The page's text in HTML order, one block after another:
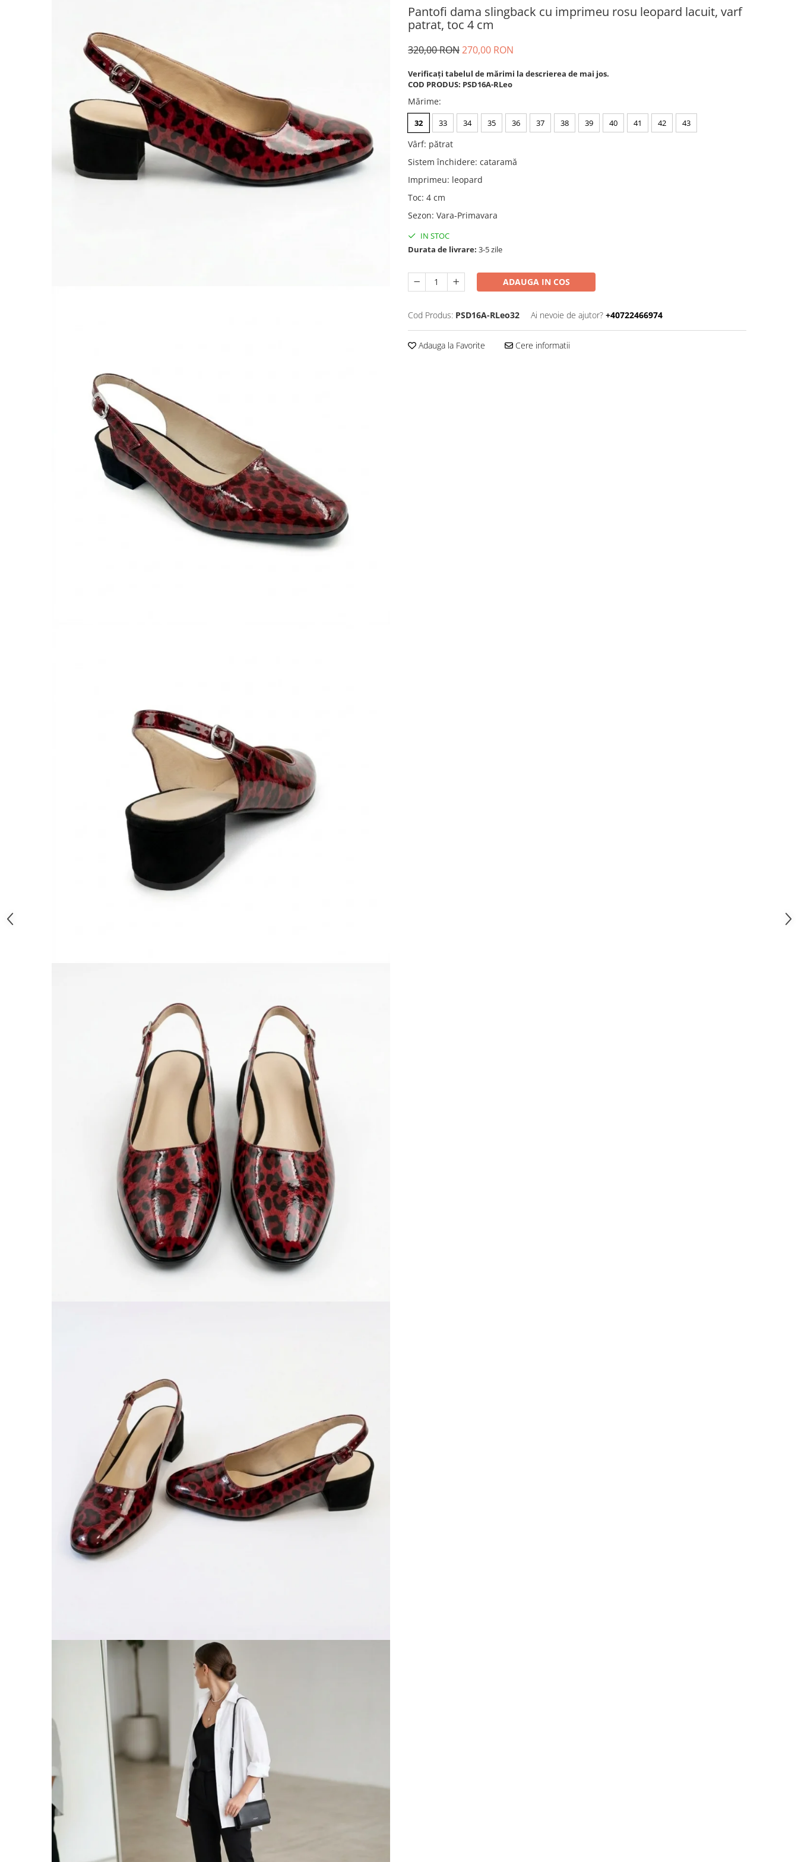
Pantofi dama slingback cu imprimeu rosu leopard lacuit, varf
patrat, toc 4 cm
320,00 RON270,00 RON
Verificați tabelul de mărimi la descrierea de mai jos.
COD PRODUS: PSD16A-RLeo
Mărime:
32 33 34 35 36 37 38 39 40 41 42 43
Vârf: pătrat
Sistem închidere: cataramă
Imprimeu: leopard
Toc: 4 cm
Sezon: Vara-Primavara
IN STOC
Durata de livrare: 3-5 zile
ADAUGA IN COS
Cod Produs: PSD16A-RLeo32 Ai nevoie de ajutor? +40722466974
Adauga la Favorite Cere informatii